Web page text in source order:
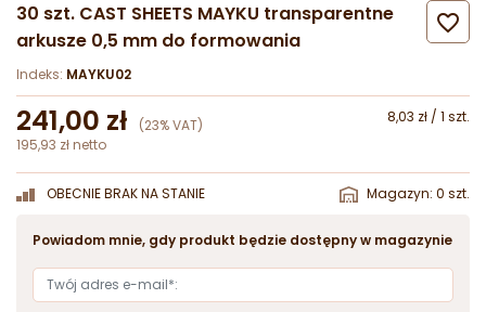
30 szt. CAST SHEETS MAYKU transparentne
arkusze 0,5 mm do formowania

Indeks: MAYKU02
241,00 zł (23% VAT)
8,03 zł / 1 szt.
195,93 zł netto
OBECNIE BRAK NA STANIE Magazyn: 0 szt.
Powiadom mnie, gdy produkt będzie dostępny w magazynie